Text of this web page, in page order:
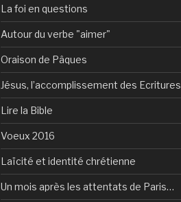
La foi en questions
Autour du verbe "aimer"
Oraison de Pâques
Jésus, l’accomplissement des Ecritures
Lire la Bible
Voeux 2016
Laïcité et identité chrétienne
Un mois après les attentats de Paris…